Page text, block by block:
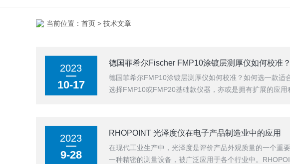
当前位置： 首页 > 技术文章
2023
10-17
德国菲希尔Fischer FMP10涂镀层测厚仪如何校准？
德国菲希尔FMP10涂镀层测厚仪如何校准？如何选一款
选择FMP10或FMP20基础款仪器，亦或是拥有扩展的应
2023
9-28
RHOPOINT 光泽度仪在电子产品制造业中的应用
在现代工业生产中，光泽度是评价产品外观质量的一个重
一种精密的测量设备，被广泛应用于各个行业中。